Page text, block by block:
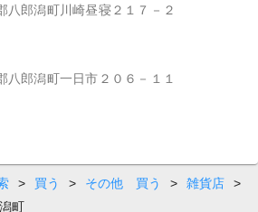
八郎潟町川崎昼寝２１７－２
八郎潟町一日市２０６－１１
> 買う > その他 買う > 雑貨店
>
町